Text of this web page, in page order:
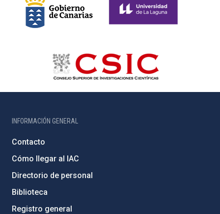
INFORMACIÓN GENERAL
Contacto
Cómo llegar al IAC
Directorio de personal
Biblioteca
Registro general